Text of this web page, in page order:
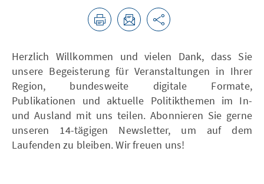
Herzlich Willkommen und vielen Dank, dass Sie
unsere Begeisterung für Veranstaltungen in Ihrer
Region, bundesweite digitale Formate,
Publikationen und aktuelle Politikthemen im In-
und Ausland mit uns teilen. Abonnieren Sie gerne
unseren 14-tägigen Newsletter, um auf dem
Laufenden zu bleiben. Wir freuen uns!